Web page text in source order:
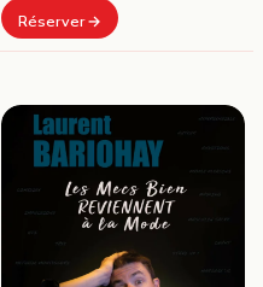
Réserver